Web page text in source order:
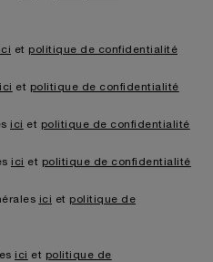
ici et politique de confidentialité
ici et politique de confidentialité
ici et politique de confidentialité
ici et politique de confidentialité
ici et politique de
ici et politique de